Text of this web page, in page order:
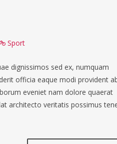
Sport
dignissimos sed ex, numquam
officia eaque modi provident
eveniet nam dolore quaerat
architecto veritatis possimus